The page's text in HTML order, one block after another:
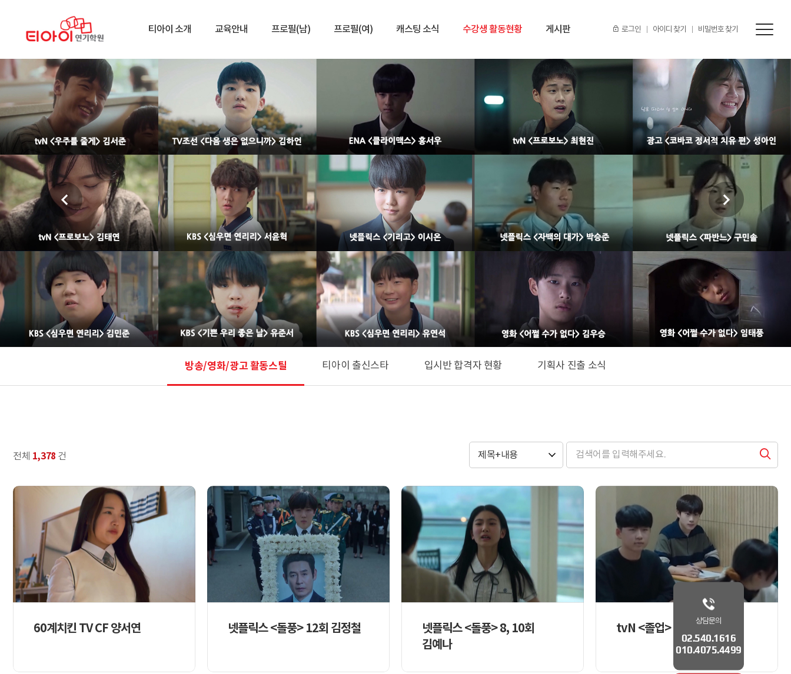
바로가기
티아이 소개 교육안내 프로필(남) 프로필(여) 캐스팅 소식 수강생 활동현황 게시판 로그인 아이디 찾기 비밀번호 찾기
상담문의
02.540.1616
010.4075.4499
방송/영화/광고 활동스틸 티아이 출신스타 입시반 합격자 현황 기획사 진출 소식
전체 1,378 건
60계치킨 TV CF 양서연 넷플릭스 <돌풍> 12회 김정철
넷플릭스 <돌풍> 8, 10회
김예나
tvN <졸업> 14회 박준혁